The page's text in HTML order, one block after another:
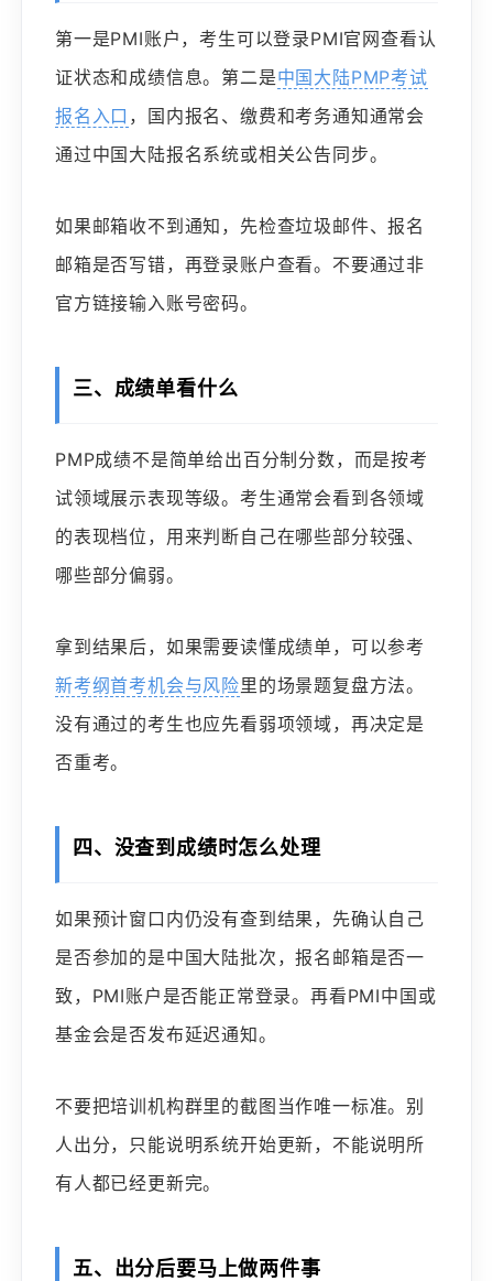
第一是PMI账户，考生可以登录PMI官网查看认
证状态和成绩信息。第二是中国大陆PMP考试
报名入口 ，国内报名、缴费和考务通知通常会
通过中国大陆报名系统或相关公告同步。
如果邮箱收不到通知，先检查垃圾邮件、报名
邮箱是否写错，再登录账户查看。不要通过非
官方链接输入账号密码。
三、成绩单看什么
PMP成绩不是简单给出百分制分数，而是按考
试领域展示表现等级。考生通常会看到各领域
的表现档位，用来判断自己在哪些部分较强、
哪些部分偏弱。
拿到结果后，如果需要读懂成绩单，可以参考
新考纲首考机会与风险里的场景题复盘方法。
没有通过的考生也应先看弱项领域，再决定是
否重考。
四、没查到成绩时怎么处理
如果预计窗口内仍没有查到结果，先确认自己
是否参加的是中国大陆批次，报名邮箱是否一
致，PMI账户是否能正常登录。再看PMI中国或
基金会是否发布延迟通知。
不要把培训机构群里的截图当作唯一标准。别
人出分，只能说明系统开始更新，不能说明所
有人都已经更新完。
五、出分后要马上做两件事